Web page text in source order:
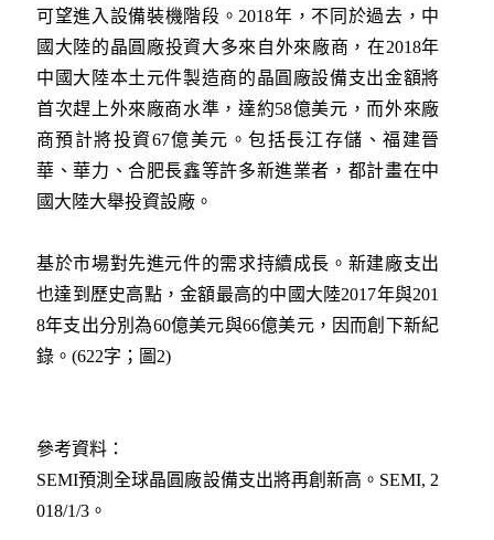
可望進入設備裝機階段。2018年，不同於過去，中
國大陸的晶圓廠投資大多來自外來廠商，在2018年
中國大陸本土元件製造商的晶圓廠設備支出金額將
首次趕上外來廠商水準，達約58億美元，而外來廠
商預計將投資67億美元。包括長江存儲、福建晉
華、華力、合肥長鑫等許多新進業者，都計畫在中
國大陸大舉投資設廠。
基於市場對先進元件的需求持續成長。新建廠支出
也達到歷史高點，金額最高的中國大陸2017年與201
8年支出分別為60億美元與66億美元，因而創下新紀
錄。(622字；圖2)
參考資料：
SEMI預測全球晶圓廠設備支出將再創新高。SEMI, 2
018/1/3。